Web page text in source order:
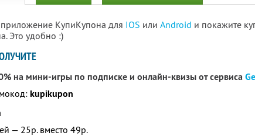
приложение КупиКупона для IOS или Android и покажите
Это удобно :)
на мини-игры по подписке и онлайн-квизы от сервиса
kupikupon
— 25р. вместо 49р.